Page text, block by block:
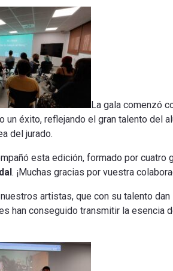
La gala comenzó
un éxito, reflejando el gran talento del
del jurado.
esta edición, formado por
. ¡Muchas gracias por vuestra
artistas, que con su talento
han conseguido transmitir la esencia